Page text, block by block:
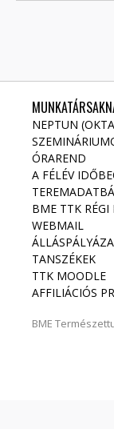
NEPTUN
ÓRAREND
A FÉLÉV
BME TTK RÉGI
WEBMAIL
TANSZÉKEK
TTK MOODLE
AFFILIÁCIÓS
BME